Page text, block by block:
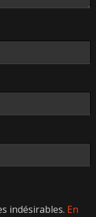
indésirables. En